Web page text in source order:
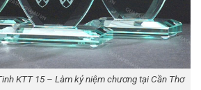
KTT 15 – Làm kỷ niệm chương tại Cần Thơ